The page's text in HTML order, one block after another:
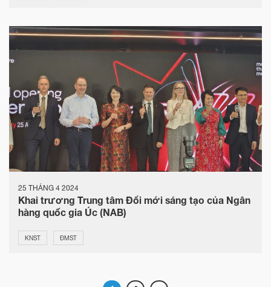
25 THÁNG 4 2024
Khai trương Trung tâm Đổi mới sáng tạo của Ngân
hàng quốc gia Úc (NAB)
KNST ĐMST